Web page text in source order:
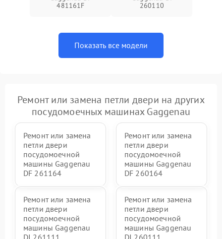
481161F
260110
Показать все модели
Ремонт или замена петли двери на других
посудомоечных машинах Gaggenau
Ремонт или замена
петли двери
посудомоечной
машины Gaggenau
DF 261164
Ремонт или замена
петли двери
посудомоечной
машины Gaggenau
DF 260164
Ремонт или замена
петли двери
посудомоечной
машины Gaggenau
Ремонт или замена
петли двери
посудомоечной
машины Gaggenau